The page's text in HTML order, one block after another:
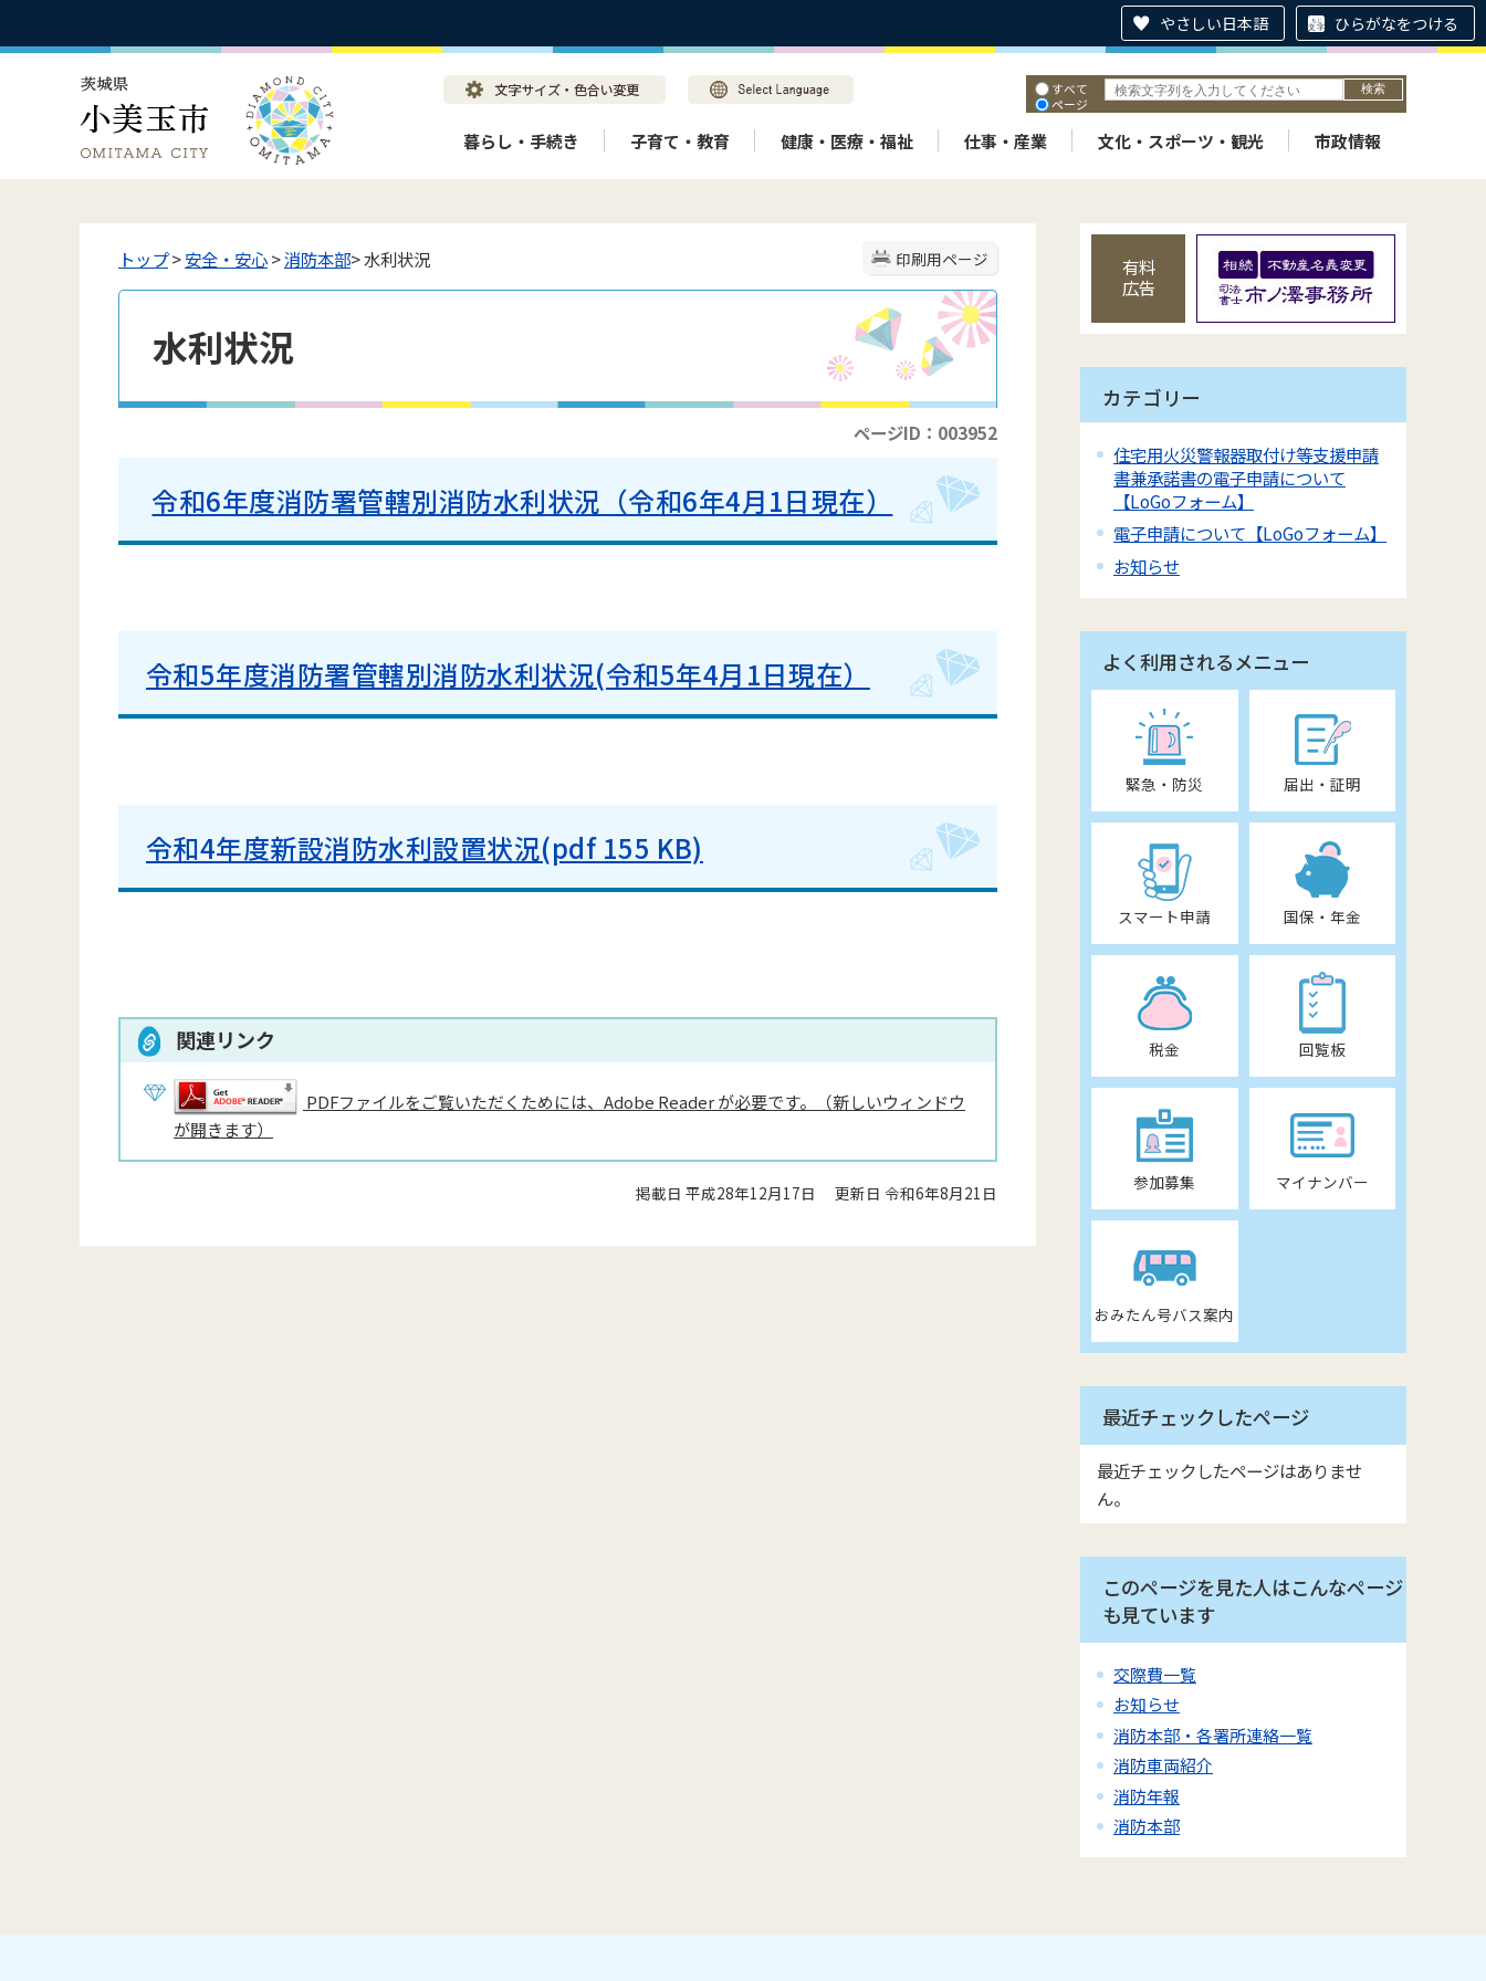
やさしい日本語 ひらがなをつける
すべて
ページ
暮らし・手続き 子育て・教育 健康・医療・福祉 仕事・産業 文化・スポーツ・観光 市政情報
印刷用ページ
トップ>安全・安心>消防本部> 水利状況
水利状況
ページID：003952
令和6年度消防署管轄別消防水利状況（令和6年4月1日現在）
令和5年度消防署管轄別消防水利状況(令和5年4月1日現在）
令和4年度新設消防水利設置状況(pdf 155 KB)
関連リンク
PDFファイルをご覧いただくためには、Adobe Reader が必要です。（新しいウィンドウ
が開きます）
掲載日 平成28年12月17日 更新日 令和6年8月21日
有料
広告
カテゴリー
住宅用火災警報器取付け等支援申請
書兼承諾書の電子申請について
【LoGoフォーム】
電子申請について【LoGoフォーム】
お知らせ
よく利用されるメニュー
緊急・防災 届出・証明
スマート申請 国保・年金
税金 回覧板
参加募集 マイナンバー
おみたん号バス案内
最近チェックしたページ
最近チェックしたページはありませ
ん。
このページを見た人はこんなページ
も見ています
交際費一覧
お知らせ
消防本部・各署所連絡一覧
消防車両紹介
消防年報
消防本部